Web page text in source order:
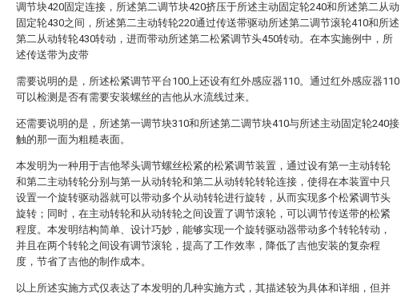
调节块420固定连接，所述第二调节块420挤压于所述主动固定轮240和所述第二从动
固定轮430之间，所述第二主动转轮220通过传送带驱动所述第二调节滚轮410和所述
第二从动转轮430转动，进而带动所述第二松紧调节头450转动。在本实施例中，所
述传送带为皮带
需要说明的是，所述松紧调节平台100上还设有红外感应器110。通过红外感应器110
可以检测是否有需要安装螺丝的吉他从水流线过来。
还需要说明的是，所述第一调节块310和所述第二调节块410与所述主动固定轮240接
触的那一面为粗糙表面。
本发明为一种用于吉他琴头调节螺丝松紧的松紧调节装置，通过设有第一主动转轮
和第二主动转轮分别与第一从动转轮和第二从动转轮转轮连接，使得在本装置中只
设置一个旋转驱动器就可以带动多个从动转轮进行旋转，从而实现多个松紧调节头
旋转；同时，在主动转轮和从动转轮之间设置了调节滚轮，可以调节传送带的松紧
程度。本发明结构简单、设计巧妙，能够实现一个旋转驱动器带动多个转轮转动，
并且在两个转轮之间设有调节滚轮，提高了工作效率，降低了吉他安装的复杂程
度，节省了吉他的制作成本。
以上所述实施方式仅表达了本发明的几种实施方式，其描述较为具体和详细，但并